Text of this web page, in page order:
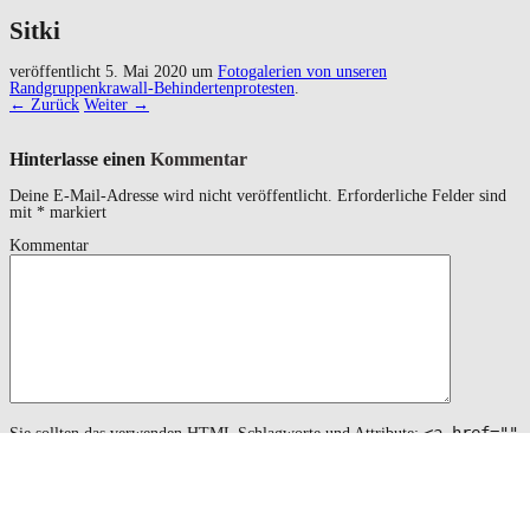
Sitki
veröffentlicht 5. Mai 2020 um Fotogalerien von unseren
Randgruppenkrawall-Behindertenprotesten.
← Zurück Weiter →
Hinterlasse einen Kommentar
Deine E-Mail-Adresse wird nicht veröffentlicht. Erforderliche Felder sind
mit * markiert
Kommentar
Sie sollten das verwendenHTMLSchlagworte und Attribute:<a href=""